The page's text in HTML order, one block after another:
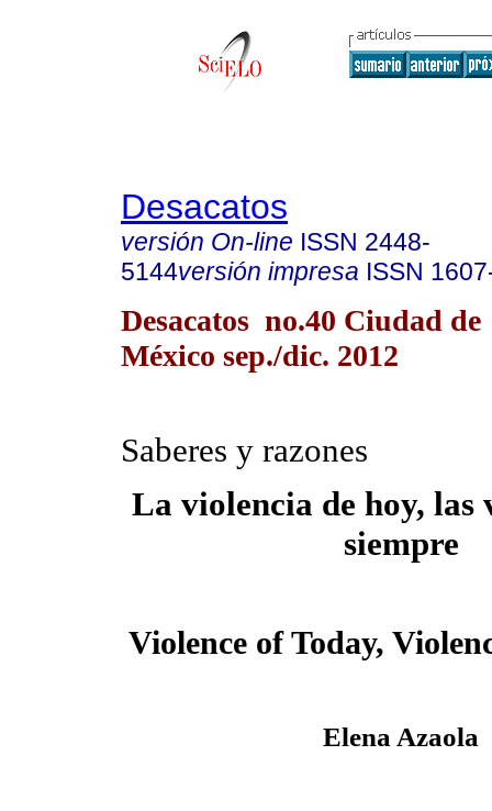
Desacatos
versión On-line ISSN 2448-
5144versión impresa ISSN
Desacatos no.40 Ciudad de
México sep./dic. 2012
Saberes y razones
La violencia de hoy, las
siempre
Violence of Today,
Elena Azaola